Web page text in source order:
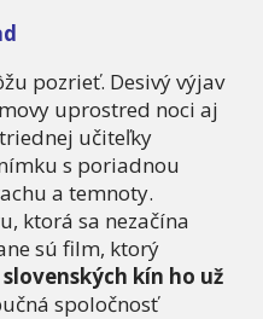
pozrieť. Desivý výjav
uprostred noci aj
učiteľky
s poriadnou
a temnoty.
ktorá sa nezačína
sú film, ktorý
slovenských kín ho už
spoločnosť